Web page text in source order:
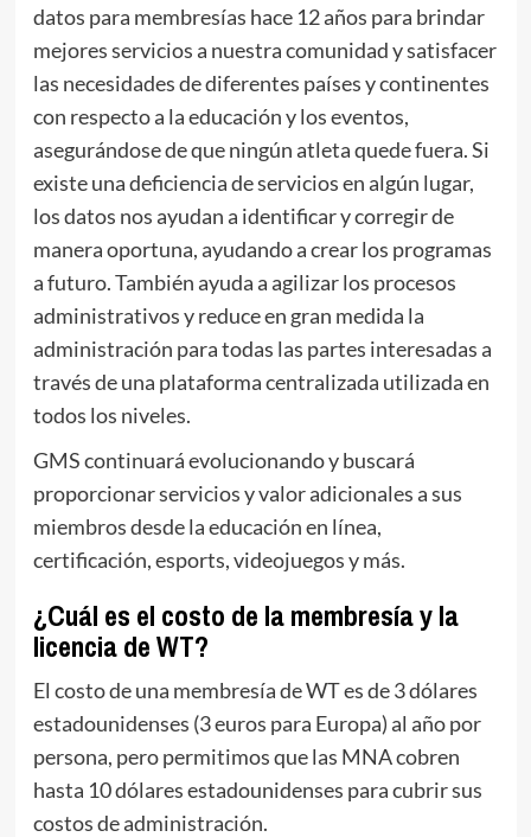
datos para membresías hace 12 años para brindar
mejores servicios a nuestra comunidad y satisfacer
las necesidades de diferentes países y continentes
con respecto a la educación y los eventos,
asegurándose de que ningún atleta quede fuera. Si
existe una deficiencia de servicios en algún lugar,
los datos nos ayudan a identificar y corregir de
manera oportuna, ayudando a crear los programas
a futuro. También ayuda a agilizar los procesos
administrativos y reduce en gran medida la
administración para todas las partes interesadas a
través de una plataforma centralizada utilizada en
todos los niveles.
GMS continuará evolucionando y buscará
proporcionar servicios y valor adicionales a sus
miembros desde la educación en línea,
certificación, esports, videojuegos y más.
¿Cuál es el costo de la membresía y la
licencia de WT?
El costo de una membresía de WT es de 3 dólares
estadounidenses (3 euros para Europa) al año por
persona, pero permitimos que las MNA cobren
hasta 10 dólares estadounidenses para cubrir sus
costos de administración.